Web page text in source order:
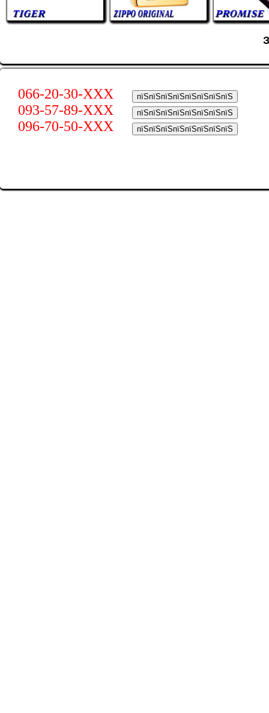
пїЅпїЅпїЅпїЅпїЅпїЅпїЅпїЅ
066-20-30-XXX
пїЅпїЅпїЅпїЅпїЅпїЅпїЅпїЅ
093-57-89-XXX
пїЅпїЅпїЅпїЅпїЅпїЅпїЅпїЅ
096-70-50-XXX